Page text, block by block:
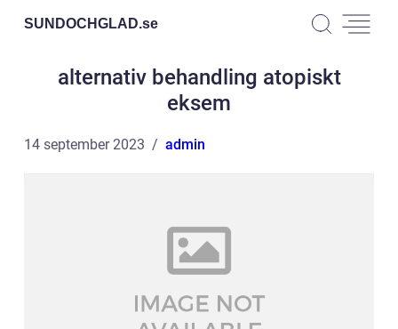
SUNDOCHGLAD.se
alternativ behandling atopiskt
eksem
14 september 2023 admin